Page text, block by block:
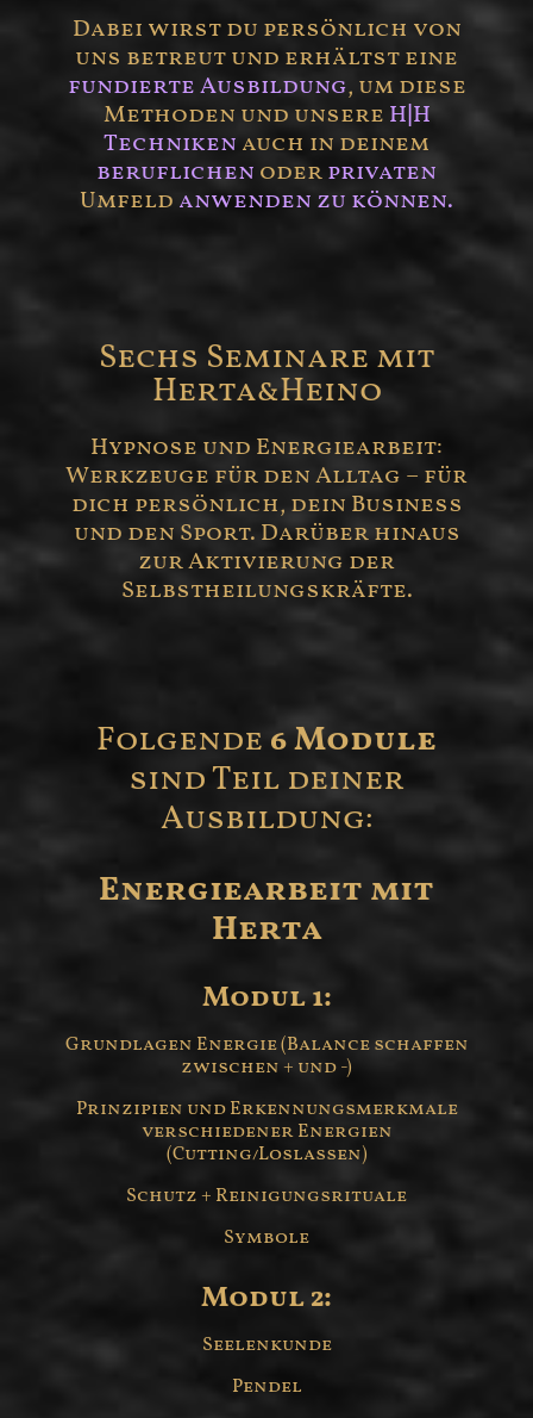
Dabei wirst du persönlich von
uns betreut und erhältst eine
fundierte Ausbildung, um diese
Methoden und unsere H|H
Techniken auch in deinem
beruflichen oderprivaten
Umfeld anwenden zu können.
Sechs Seminare mit
Herta&Heino
Hypnose und Energiearbeit:
Werkzeuge für den Alltag – für
dich persönlich, dein Business
und den Sport. Darüber hinaus
zur Aktivierung der
Selbstheilungskräfte.
Folgende 6 Module
sind Teil deiner
Ausbildung:
Energiearbeit mit
Herta
Modul 1:
Grundlagen Energie (Balance schaffen
zwischen + und -)
Prinzipien und Erkennungsmerkmale
verschiedener Energien
(Cutting/Loslassen)
Schutz + Reinigungsrituale
Symbole
Modul 2:
Seelenkunde
Pendel